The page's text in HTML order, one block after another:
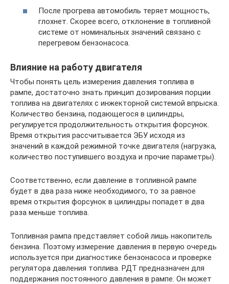
После прогрева автомобиль теряет мощность,
глохнет. Скорее всего, отклонение в топливной
системе от номинальных значений связано с
перегревом бензонасоса.
Влияние на работу двигателя
Чтобы понять цель измерения давления топлива в
рампе, достаточно знать принцип дозирования порции
топлива на двигателях с инжекторной системой впрыска.
Количество бензина, подающегося в цилиндры,
регулируется продолжительность открытия форсунок.
Время открытия рассчитывается ЭБУ исходя из
значений в каждой режимной точке двигателя (нагрузка,
количество поступившего воздуха и прочие параметры).
Соответственно, если давление в топливной рампе
будет в два раза ниже необходимого, то за равное
время открытия форсунок в цилиндры попадет в два
раза меньше топлива.
Топливная рампа представляет собой лишь накопитель
бензина. Поэтому измерение давления в первую очередь
используется при диагностике бензонасоса и проверке
регулятора давления топлива. РДТ предназначен для
поддержания постоянного давления в рампе. Он может